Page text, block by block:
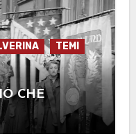
TEMI
CHE